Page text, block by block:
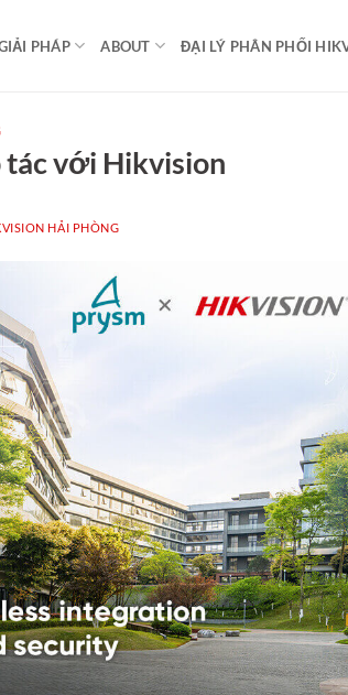
PHÁP ABOUT ĐẠI LÝ PHÂN PHỐI
tác với Hikvision
HẢI PHÒNG